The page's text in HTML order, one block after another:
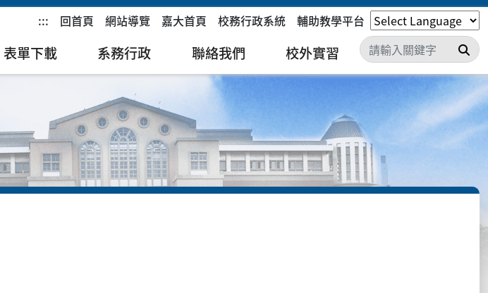
::: 回首頁 網站導覽 嘉大首頁 校務行政系統 輔助教學平台
表單下載 系務行政 聯絡我們 校外實習 搜